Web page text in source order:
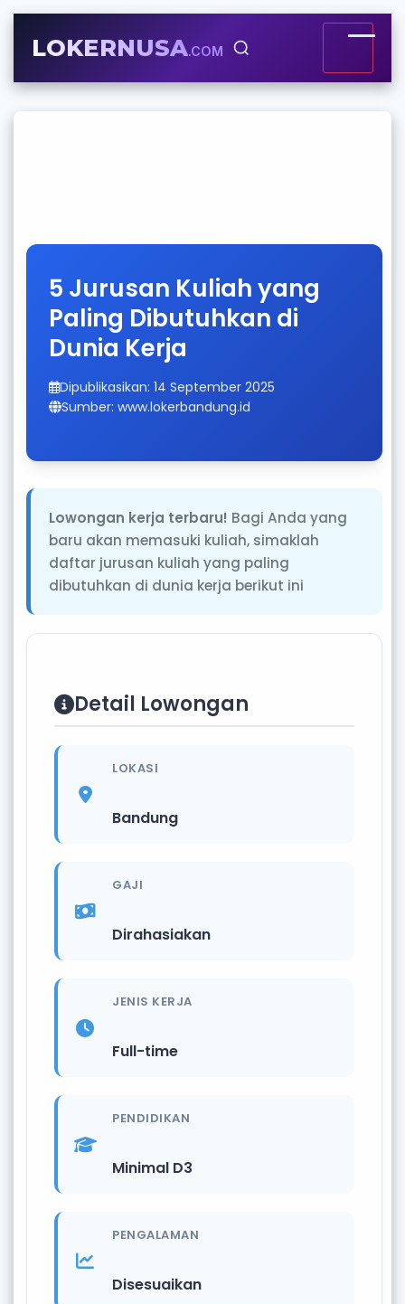
LOKERNUSA.COM
5 Jurusan Kuliah yang
Paling Dibutuhkan di
Dunia Kerja
Dipublikasikan: 14 September 2025
Sumber: www.lokerbandung.id
Lowongan kerja terbaru! Bagi Anda yang
baru akan memasuki kuliah, simaklah
daftar jurusan kuliah yang paling
dibutuhkan di dunia kerja berikut ini
Detail Lowongan
LOKASI
Bandung
GAJI
Dirahasiakan
JENIS KERJA
Full-time
PENDIDIKAN
Minimal D3
PENGALAMAN
Disesuaikan